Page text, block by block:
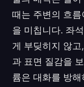
때는 주변의 흐
을 미칩니다. 좌
게 부딪히지 않
과 표면 질감을
륨은 대화를 방